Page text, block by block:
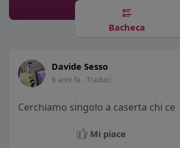
Bacheca
Davide Sesso
8 anni fa - Traduci
Cerchiamo singolo a caserta chi ce
Mi piace